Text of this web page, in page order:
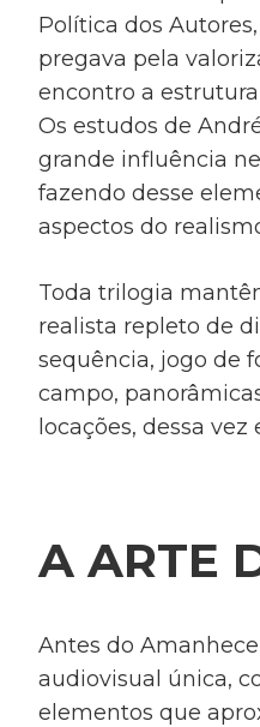
Política dos
pregava pela
encontro a
Os estudos de
grande influência
fazendo desse
aspectos do
Toda trilogia
realista repleto de
sequência, jogo de
campo,
locações, dessa
A ARTE
Antes do
audiovisual única,
elementos que